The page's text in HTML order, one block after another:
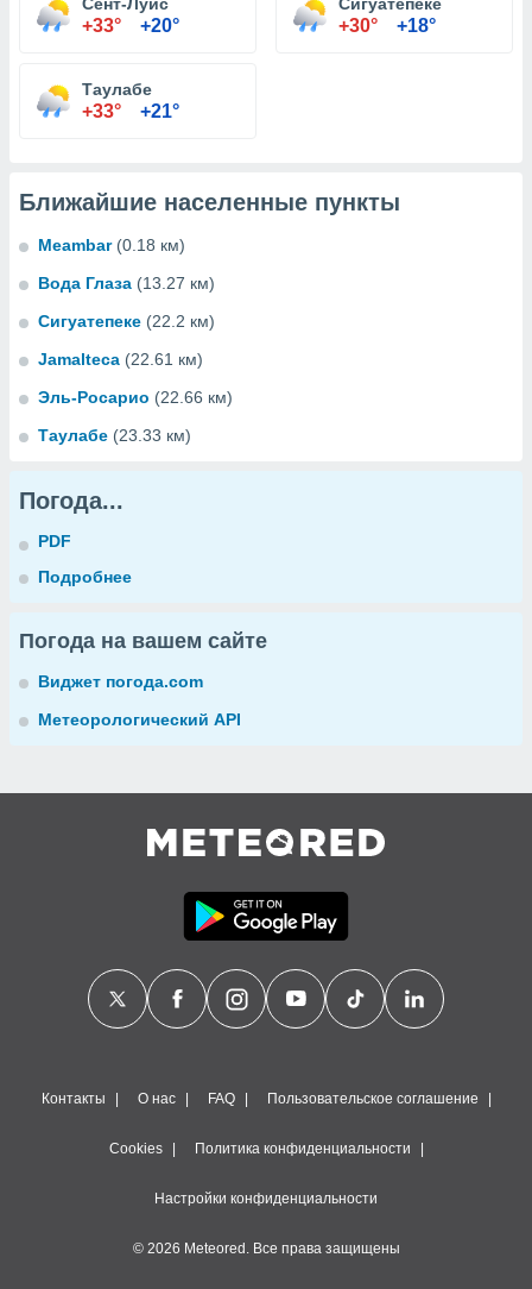
+33° +20° +30° +18°
Таулабе
+33° +21°
Ближайшие населенные пункты
Meambar (0.18 км)
Вода Глаза (13.27 км)
Сигуатепеке (22.2 км)
Jamalteca (22.61 км)
Эль-Росарио (22.66 км)
Таулабе (23.33 км)
Погода...
PDF
Подробнее
Погода на вашем сайте
Виджет погода.com
Метеорологический API
Контакты О нас FAQ Пользовательское соглашение
Cookies Политика конфиденциальности
Настройки конфиденциальности
© 2026 Meteored. Все права защищены